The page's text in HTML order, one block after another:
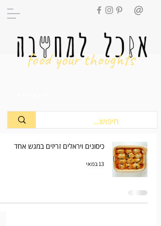
food your thoughts
כיסונים ויראלים זריזים במגש אחד
13 במאי